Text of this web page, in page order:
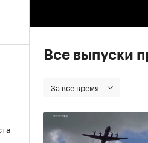
Все выпуски
За все время